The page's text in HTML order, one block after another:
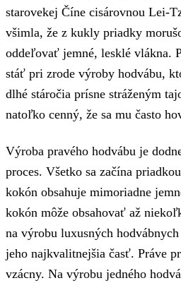
starovekej Číne cisárovnou Lei-
všimla, že z kukly priadky
oddeľovať jemné, lesklé vlákna.
stáť pri zrode výroby hodvábu,
dlhé stáročia prísne stráženým
natoľko cenný, že sa mu často
Výroba pravého hodvábu je
proces. Všetko sa začína
kokón obsahuje mimoriadne
kokón môže obsahovať až
na výrobu luxusných
jeho najkvalitnejšia časť. Práve
vzácny. Na výrobu jedného